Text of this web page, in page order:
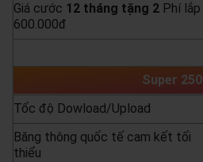
Giá cước 12 tháng tặng 2 Phí lắp
600.000đ
Super 250
Tốc độ Dowload/Upload
Băng thông quốc tế cam kết tối
thiểu